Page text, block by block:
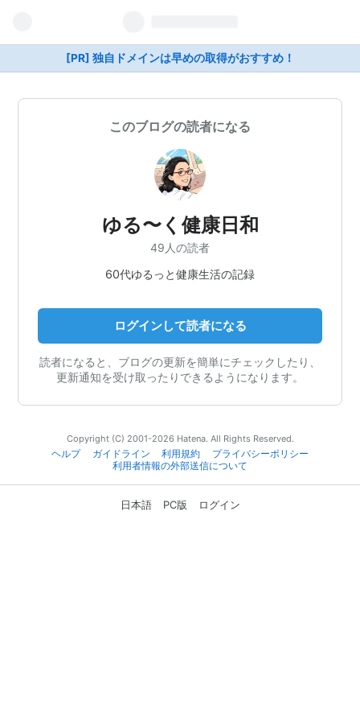
[PR] 独自ドメインは早めの取得がおすすめ！
このブログの読者になる
ゆる〜く健康日和
49人の読者
60代ゆるっと健康生活の記録
ログインして読者になる
読者になると、ブログの更新を簡単にチェックしたり、
更新通知を受け取ったりできるようになります。
Copyright (C) 2001-2026 Hatena. All Rights Reserved.
ヘルプ
ガイドライン 利用規約
プライバシーポリシー
利用者情報の外部送信について
日本語 PC版 ログイン